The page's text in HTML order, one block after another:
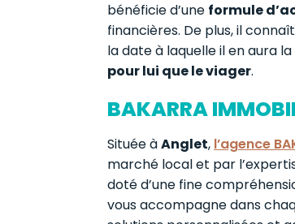
bénéficie d’une formule
financières. De plus, il
la date à laquelle il en aura
pour lui que le viager.
BAKARRA
Située àAnglet, l’agence
marché local et par
doté d’une fine
vous accompagne dans